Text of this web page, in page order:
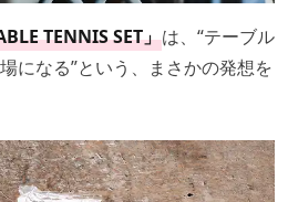
TENNIS SET」は、“テーブル
になる”という、まさかの発想を